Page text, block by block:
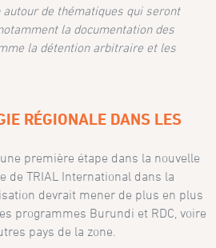
de thématiques qui seront
la documentation des
la détention arbitraire et les
RÉGIONALE DANS LES
première étape dans la nouvelle
de TRIAL International dans la
devrait mener de plus en plus
programmes Burundi et RDC, voire
pays de la zone.